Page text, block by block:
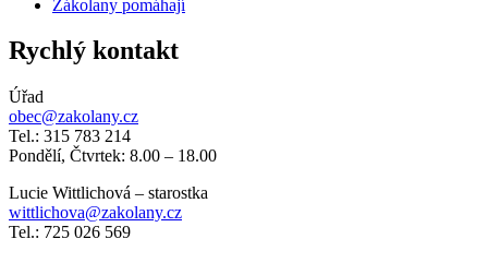
Zákolany pomáhají
Rychlý kontakt
Úřad
obec@zakolany.cz
Tel.: 315 783 214
Pondělí, Čtvrtek: 8.00 – 18.00
Lucie Wittlichová – starostka
wittlichova@zakolany.cz
Tel.: 725 026 569